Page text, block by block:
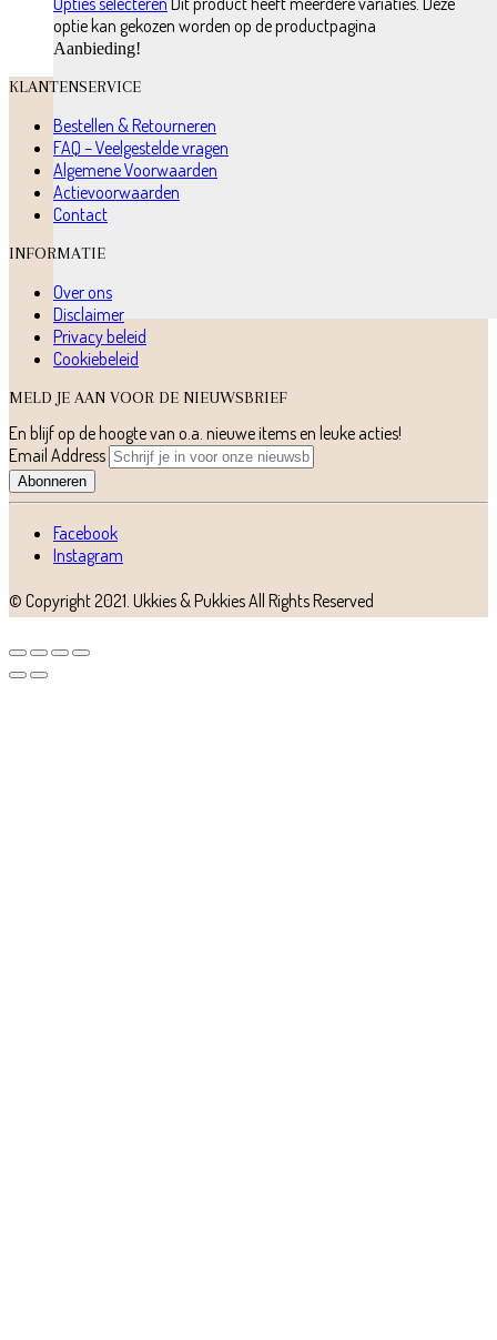
optie kan gekozen worden op de productpagina
Aanbieding!
KLANTENSERVICE
Bestellen & Retourneren
FAQ – Veelgestelde vragen
Algemene Voorwaarden
Actievoorwaarden
Contact
INFORMATIE
Over ons
Disclaimer
Privacy beleid
Cookiebeleid
MELD JE AAN VOOR DE NIEUWSBRIEF
En blijf op de hoogte van o.a. nieuwe items en leuke acties!
Email Address
Abonneren
Facebook
Instagram
© Copyright 2021. Ukkies & PukkiesAll Rights Reserved